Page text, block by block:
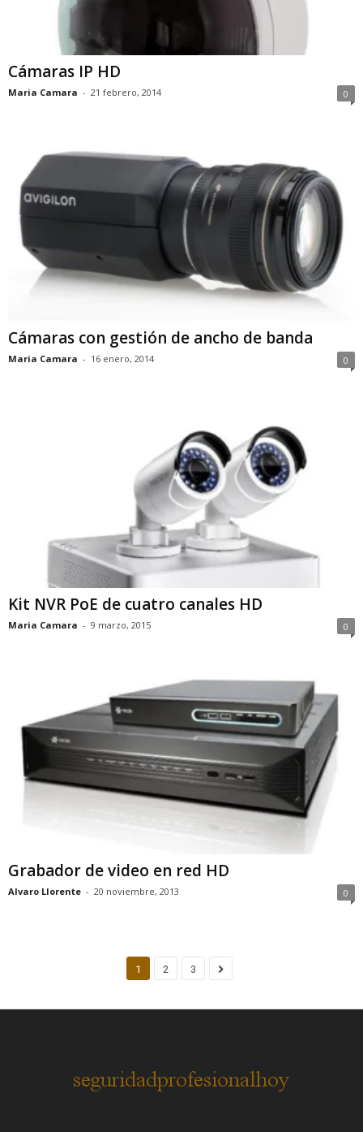
Cámaras IP HD
Maria Camara - 21 febrero, 2014 0
Cámaras con gestión de ancho de banda
Maria Camara - 16 enero, 2014 0
Kit NVR PoE de cuatro canales HD
Maria Camara - 9 marzo, 2015 0
Grabador de video en red HD
Alvaro Llorente - 20 noviembre, 2013 0
1 2 3